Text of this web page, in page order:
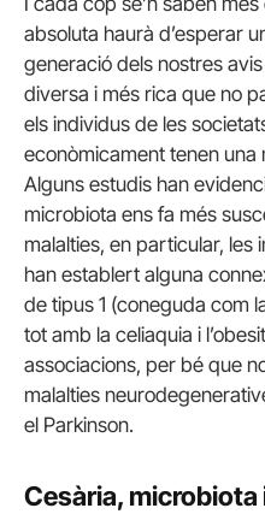
absoluta haurà d’esperar
generació dels nostres
diversa i més rica que no
els individus de les
econòmicament tenen
Alguns estudis han
microbiota ens fa més
malalties, en particular, les
han establert alguna
de tipus 1 (coneguda com
tot amb la celiaquia i
associacions, per bé que
malalties
el Parkinson.
Cesària,